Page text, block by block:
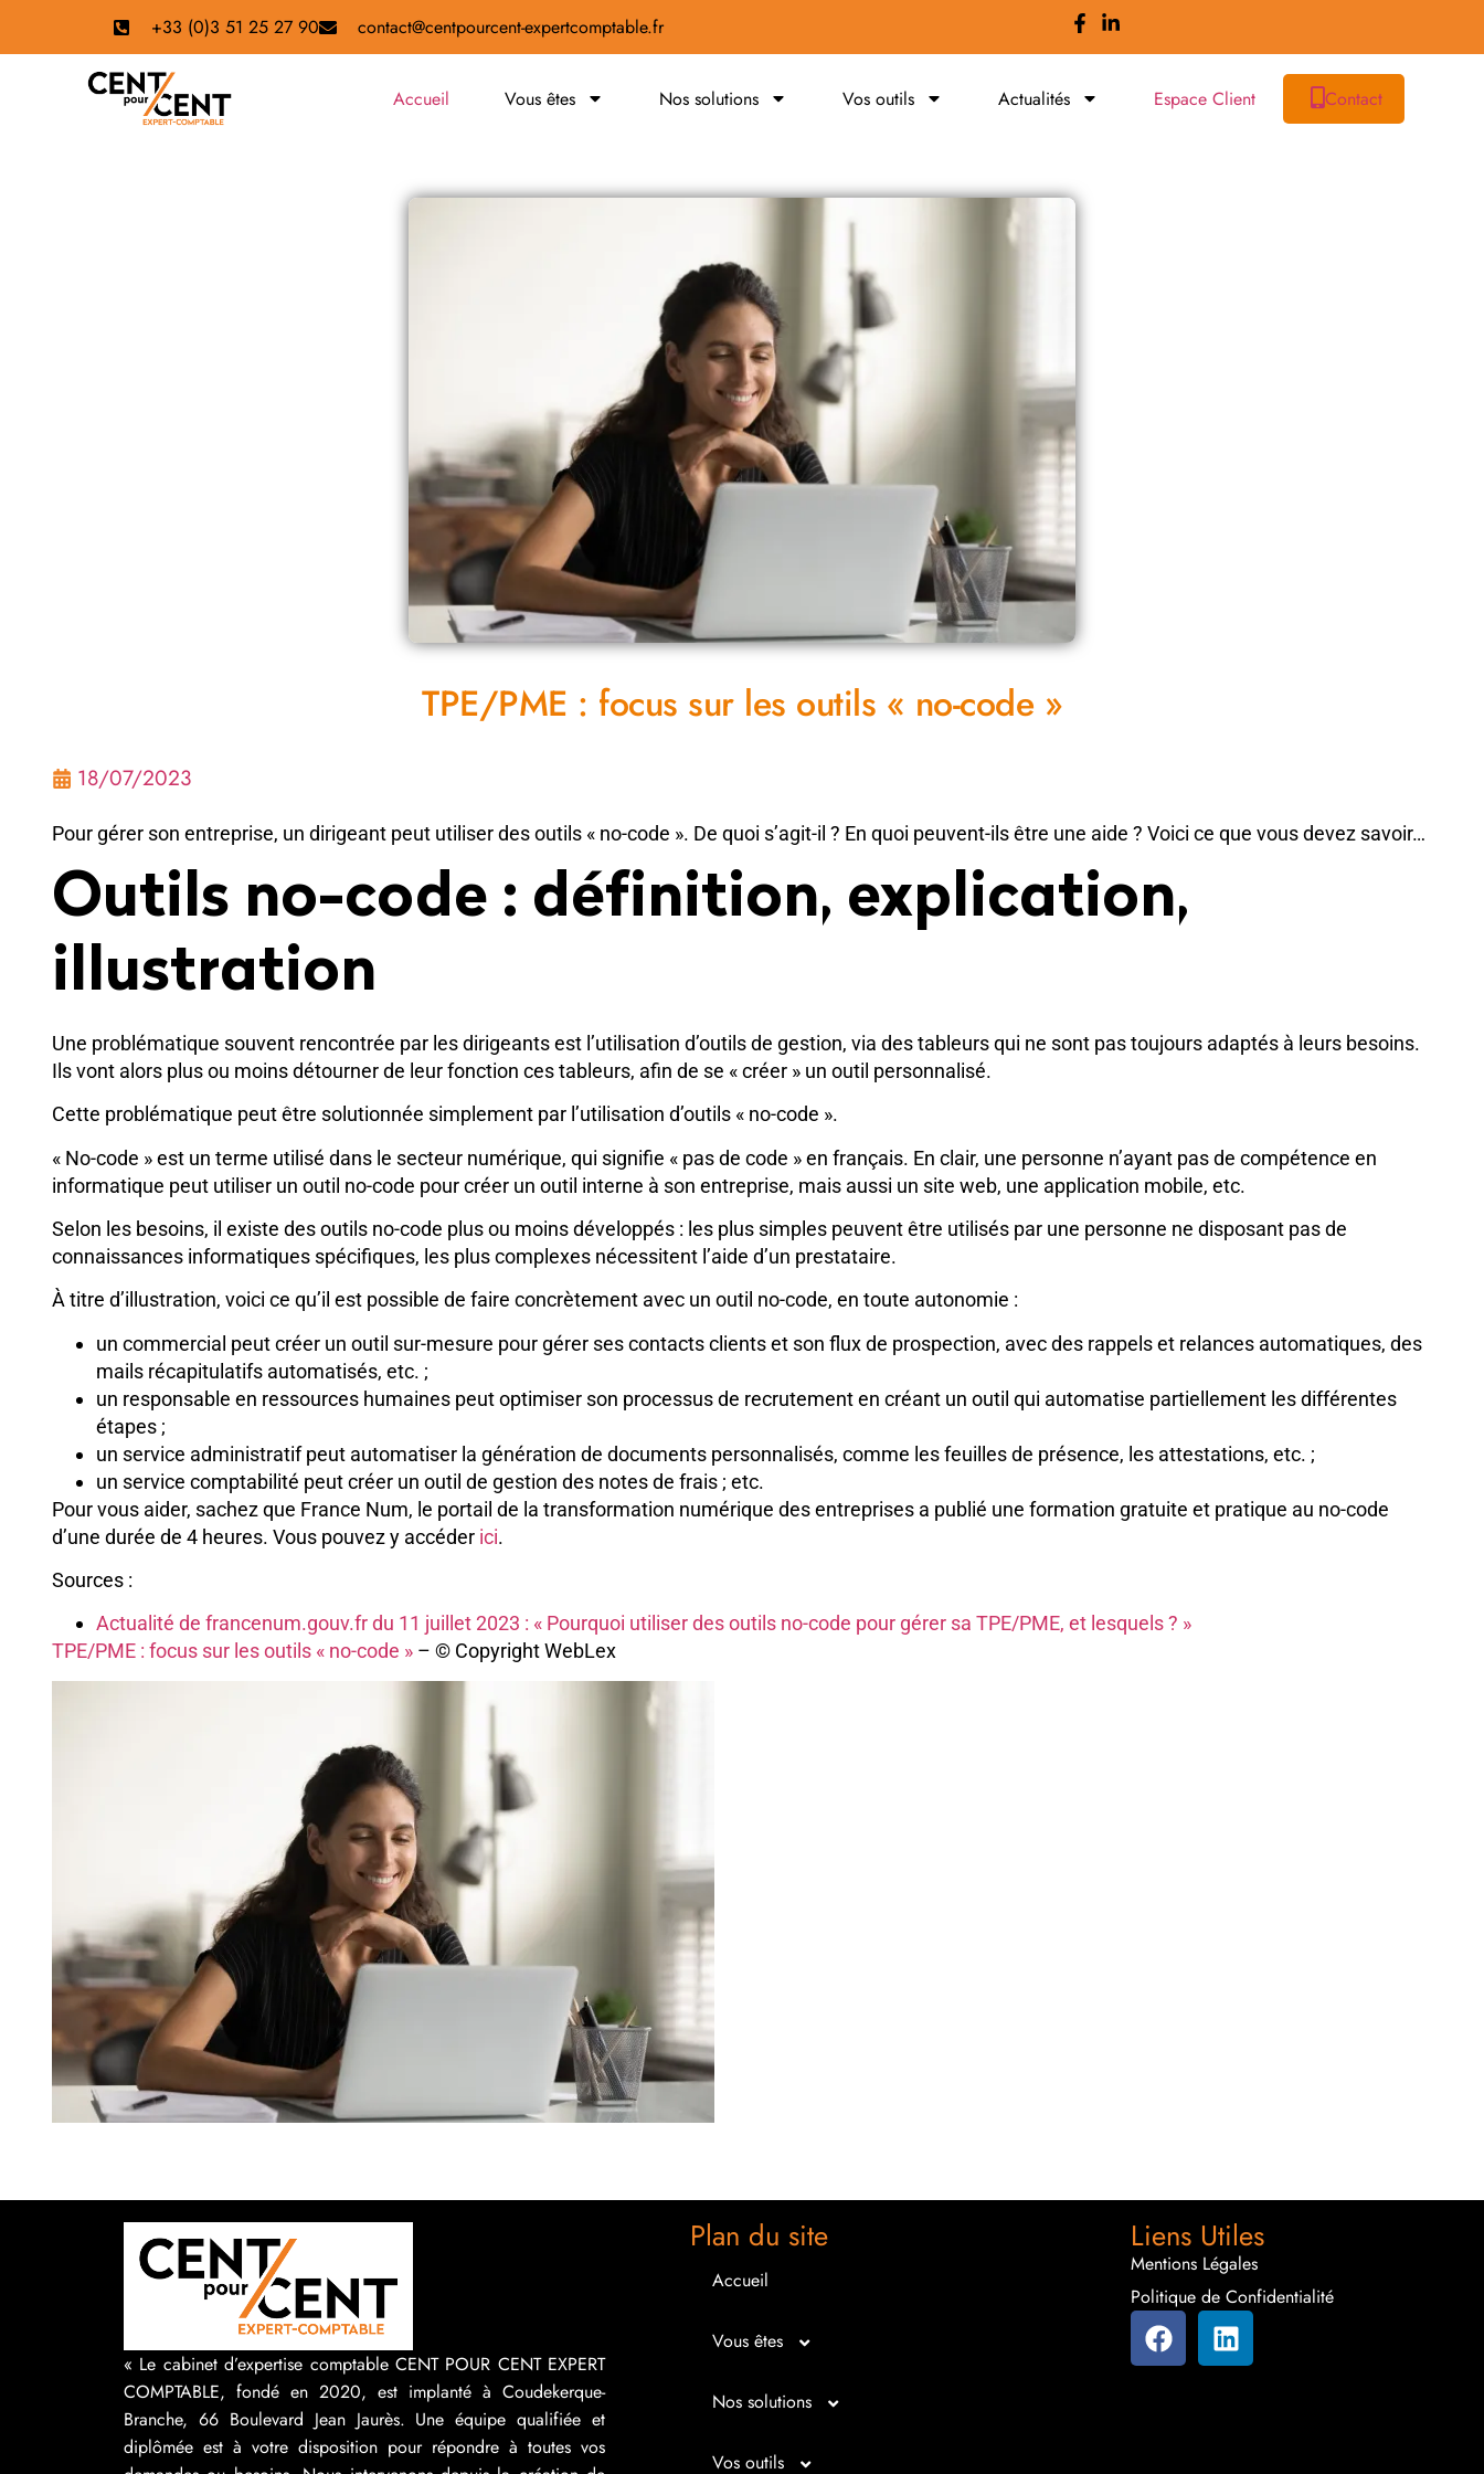
+33 (0)3 51 25 27 90 contact@centpourcent-expertcomptable.fr
Accueil Vous êtes Nos solutions Vos outils Actualités Espace Client Contact
TPE/PME : focus sur les outils « no-code »
18/07/2023
Pour gérer son entreprise, un dirigeant peut utiliser des outils « no-code ». De quoi s’agit-il ? En quoi peuvent-ils être une aide ? Voici ce que vous devez savoir…
Outils no-code : définition, explication,
illustration
Une problématique souvent rencontrée par les dirigeants est l’utilisation d’outils de gestion, via des tableurs qui ne sont pas toujours adaptés à leurs besoins.
Ils vont alors plus ou moins détourner de leur fonction ces tableurs, afin de se « créer » un outil personnalisé.
Cette problématique peut être solutionnée simplement par l’utilisation d’outils « no-code ».
« No-code » est un terme utilisé dans le secteur numérique, qui signifie « pas de code » en français. En clair, une personne n’ayant pas de compétence en
informatique peut utiliser un outil no-code pour créer un outil interne à son entreprise, mais aussi un site web, une application mobile, etc.
Selon les besoins, il existe des outils no-code plus ou moins développés : les plus simples peuvent être utilisés par une personne ne disposant pas de
connaissances informatiques spécifiques, les plus complexes nécessitent l’aide d’un prestataire.
À titre d’illustration, voici ce qu’il est possible de faire concrètement avec un outil no-code, en toute autonomie :
un commercial peut créer un outil sur-mesure pour gérer ses contacts clients et son flux de prospection, avec des rappels et relances automatiques, des
mails récapitulatifs automatisés, etc. ;
un responsable en ressources humaines peut optimiser son processus de recrutement en créant un outil qui automatise partiellement les différentes
étapes ;
un service administratif peut automatiser la génération de documents personnalisés, comme les feuilles de présence, les attestations, etc. ;
un service comptabilité peut créer un outil de gestion des notes de frais ; etc.
Pour vous aider, sachez que France Num, le portail de la transformation numérique des entreprises a publié une formation gratuite et pratique au no-code
d’une durée de 4 heures. Vous pouvez y accéder ici.
Sources :
Actualité de francenum.gouv.fr du 11 juillet 2023 : « Pourquoi utiliser des outils no-code pour gérer sa TPE/PME, et lesquels ? »
TPE/PME : focus sur les outils « no-code » – © Copyright WebLex
« Le cabinet d’expertise comptable CENT POUR CENT EXPERT
COMPTABLE, fondé en 2020, est implanté à Coudekerque-
Branche, 66 Boulevard Jean Jaurès. Une équipe qualifiée et
diplômée est à votre disposition pour répondre à toutes vos
Plan du site
Accueil
Vous êtes
Micro entrepreneur
Créateur d’entreprise
Nos solutions
Entrepreunariat
Vos outils
Liens Utiles
Mentions Légales
Politique de Confidentialité